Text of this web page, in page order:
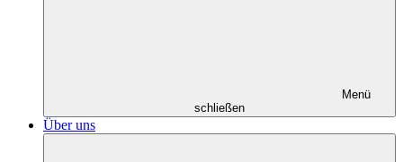
Menü
schließen
Über uns